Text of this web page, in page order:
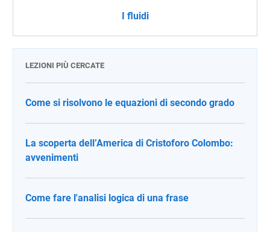
I fluidi
LEZIONI PIÙ CERCATE
Come si risolvono le equazioni di secondo grado
La scoperta dell’America di Cristoforo Colombo:
avvenimenti
Come fare l'analisi logica di una frase